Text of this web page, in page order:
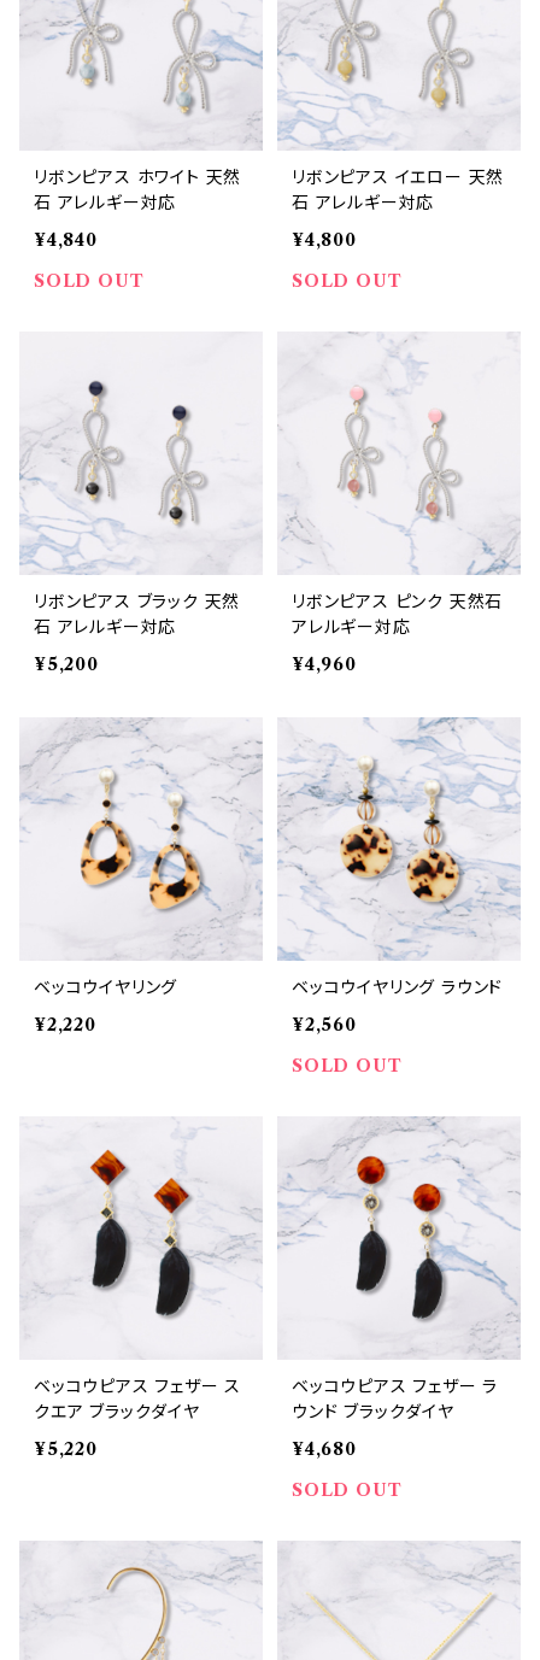
リボンピアス ホワイト 天然
石 アレルギー対応
¥4,840
SOLD OUT
リボンピアス イエロー 天然
石 アレルギー対応
¥4,800
SOLD OUT
リボンピアス ブラック 天然
石 アレルギー対応
¥5,200
リボンピアス ピンク 天然石
アレルギー対応
¥4,960
ベッコウイヤリング
¥2,220
ベッコウイヤリング ラウンド
¥2,560
SOLD OUT
ベッコウピアス フェザー ス
クエア ブラックダイヤ
¥5,220
ベッコウピアス フェザー ラ
ウンド ブラックダイヤ
¥4,680
SOLD OUT